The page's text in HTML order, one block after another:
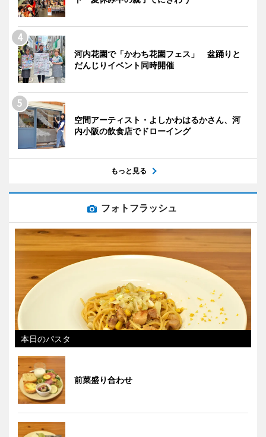
河内花園で「かわち花園フェス」 盆踊りと
だんじりイベント同時開催
空間アーティスト・よしかわはるかさん、河
内小阪の飲食店でドローイング
もっと見る
フォトフラッシュ
本日のパスタ
前菜盛り合わせ